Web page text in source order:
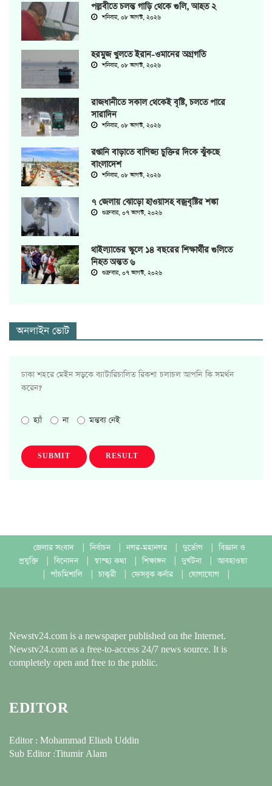
পল্লবীতে চলন্ত গাড়ি থেকে গুলি, আহত ২
শনিবার, ০৮ আগস্ট, ২০২৬
হরমুজ খুলতে ইরান-ওমানের অগ্রগতি
শনিবার, ০৮ আগস্ট, ২০২৬
রাজধানীতে সকাল থেকেই বৃষ্টি, চলতে পারে
সারাদিন
শনিবার, ০৮ আগস্ট, ২০২৬
রপ্তানি বাড়াতে বাণিজ্য চুক্তির দিকে ঝুঁকছে
বাংলাদেশ
শনিবার, ০৮ আগস্ট, ২০২৬
৭ জেলায় ঝোড়ো হাওয়াসহ বজ্রবৃষ্টির শঙ্কা
শুক্রবার, ০৭ আগস্ট, ২০২৬
থাইল্যান্ডের স্কুলে ১৪ বছরের শিক্ষার্থীর গুলিতে
নিহত অন্তত ৬
শুক্রবার, ০৭ আগস্ট, ২০২৬
অনলাইন ভোট
ঢাকা শহরে মেইন সড়কে ব্যাটারিচালিত রিকশা চলাচল আপনি কি সমর্থন
করেন?
হ্যাঁ না মন্তব্য নেই
SUBMIT RESULT
জেলার সংবাদ নির্বাচন নগর-মহানগর দুর্ভোগ
বিজ্ঞান ও
প্রযুক্তি
বিনোদন স্বাস্হ্য কথা শিক্ষাঙ্গন দুর্ঘটনা
আবহাওয়া
পাঁচমিশালি চাকুরী ফেসবুক কর্নার যোগাযোগ
Newstv24.com is a newspaper published on the Internet.
Newstv24.com as a free-to-access 24/7 news source. It is
completely open and free to the public.
EDITOR
Editor : Mohammad Eliash Uddin
Sub Editor :Titumir Alam